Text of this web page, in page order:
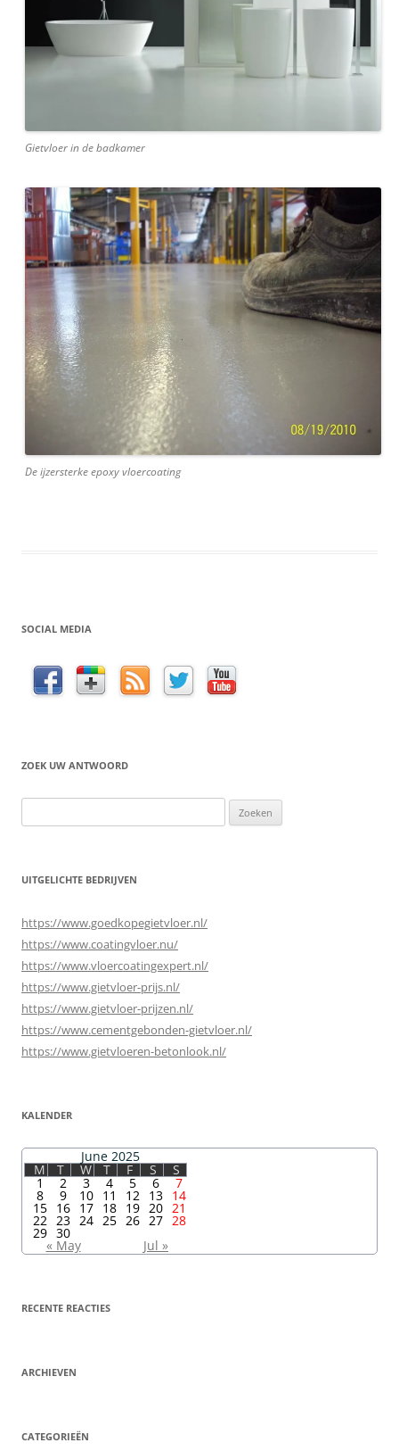
Gietvloer in de badkamer
De ijzersterke epoxy vloercoating
SOCIAL MEDIA
ZOEK UW ANTWOORD
naar:
UITGELICHTE BEDRIJVEN
https://www.goedkopegietvloer.nl/
https://www.coatingvloer.nu/
https://www.vloercoatingexpert.nl/
https://www.gietvloer-prijs.nl/
https://www.gietvloer-prijzen.nl/
https://www.cementgebonden-gietvloer.nl/
https://www.gietvloeren-betonlook.nl/
KALENDER
June 2025
M T W T F S S
« May Jul »
1 2 3 4 5 6 7
8 9 10 11 12 13 14
15 16 17 18 19 20 21
22 23 24 25 26 27 28
29 30
RECENTE REACTIES
ARCHIEVEN
CATEGORIEËN